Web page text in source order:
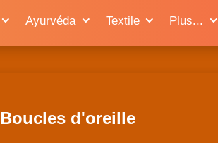
Ayurvéda Textile Plus...
Boucles d'oreille